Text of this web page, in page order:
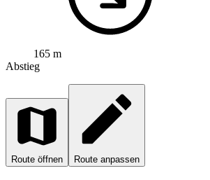
165 m
Abstieg
Route öffnen Route anpassen